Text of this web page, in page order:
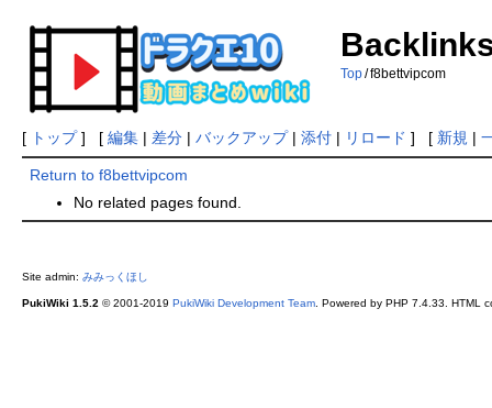
Top /f8bettvipcom
[ トップ] [ 編集| 差分| バックアップ| 添付| リロード ] [ 新規 |
Return to f8bettvipcom
No related pages found.
Site admin: みみっくほし
PukiWiki 1.5.2 © 2001-2019 PukiWiki Development Team. Powered by PHP 7.4.33. HTML